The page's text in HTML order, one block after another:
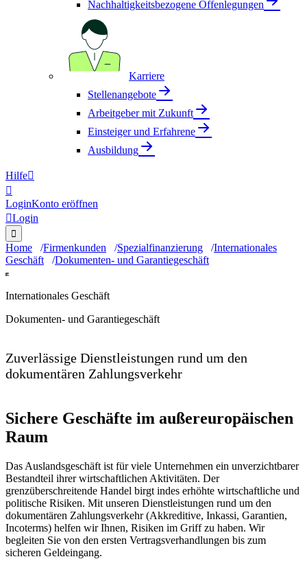
Nachhaltigkeitsbezogene Offenlegungen
Karriere
Stellenangebote
Arbeitgeber mit Zukunft
Einsteiger und Erfahrene
Ausbildung
Hilfe

LoginKonto eröffnen
Login

Home Firmenkunden Spezialfinanzierung
Internationales
Geschäft
Dokumenten- und Garantiegeschäft
Internationales Geschäft
Dokumenten- und Garantiegeschäft
Zuverlässige Dienstleistungen rund um den
dokumentären Zahlungsverkehr
Sichere Geschäfte im außereuropäischen
Raum
Das Auslandsgeschäft ist für viele Unternehmen ein unverzichtbarer
Bestandteil ihrer wirtschaftlichen Aktivitäten. Der
grenzüberschreitende Handel birgt indes erhöhte wirtschaftliche und
politische Risiken. Mit unseren Dienstleistungen rund um den
dokumentären Zahlungsverkehr (Akkreditive, Inkassi, Garantien,
Incoterms) helfen wir Ihnen, Risiken im Griff zu haben. Wir
begleiten Sie von den ersten Vertragsverhandlungen bis zum
sicheren Geldeingang.